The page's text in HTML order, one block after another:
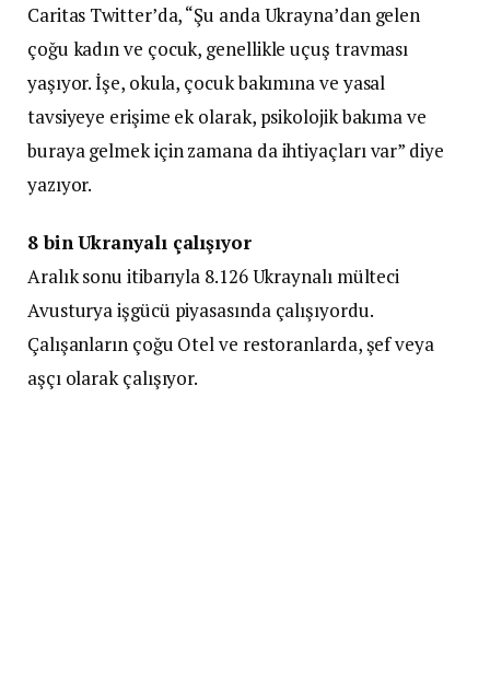
Caritas Twitter’da, “Şu anda Ukrayna’dan gelen
çoğu kadın ve çocuk, genellikle uçuş travması
yaşıyor. İşe, okula, çocuk bakımına ve yasal
tavsiyeye erişime ek olarak, psikolojik bakıma ve
buraya gelmek için zamana da ihtiyaçları var” diye
yazıyor.
8 bin Ukranyalı çalışıyor
Aralık sonu itibarıyla 8.126 Ukraynalı mülteci
Avusturya işgücü piyasasında çalışıyordu.
Çalışanların çoğu Otel ve restoranlarda, şef veya
aşçı olarak çalışıyor.